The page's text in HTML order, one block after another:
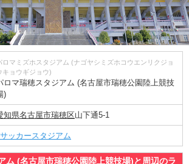
ロマミズホスタジアム (ナゴヤシミズホコウエンリクジョ
キョウギジョウ)
ロマ瑞穂スタジアム (名古屋市瑞穂公園陸上競技
)
知県名古屋市瑞穂区山下通5-1
ッカースタジアム
ム (名古屋市瑞穂公園陸上競技場)と周辺のラ